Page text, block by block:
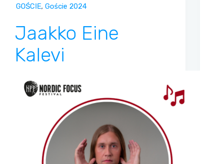
GOŚCIE, Goście 2024
Jaakko Eine
Kalevi